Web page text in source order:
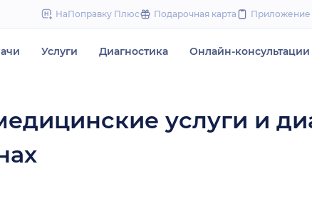
to
НаПоправку Плюс Подарочная карта Приложение
Услуги Диагностика Онлайн-консультации
услуги и